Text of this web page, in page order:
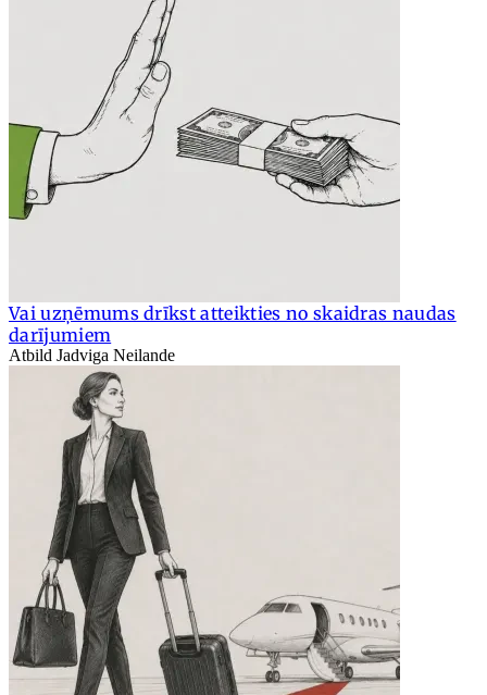
Vai uzņēmums drīkst atteikties no skaidras naudas
darījumiem
Atbild Jadviga Neilande